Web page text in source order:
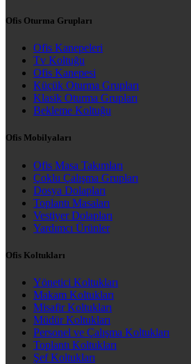
Ofis Oturma Grupları
Ofis Kanepeleri
Tv Koltuğu
Ofis Kanepesi
Küçük Oturma Grupları
Klasik Oturma Grupları
Bekleme Koltuğu
Ofis Mobilyaları
Ofis Masa Takımları
Çoklu Çalışma Grupları
Dosya Dolapları
Toplantı Masaları
Vestiyer Dolapları
Yardımcı Ürünler
Ofis Koltukları
Yönetici Koltukları
Makam Koltukları
Misafir Koltukları
Müdür Koltukları
Personel ve Çalışma Koltukları
Toplantı Koltukları
Şef Koltukları